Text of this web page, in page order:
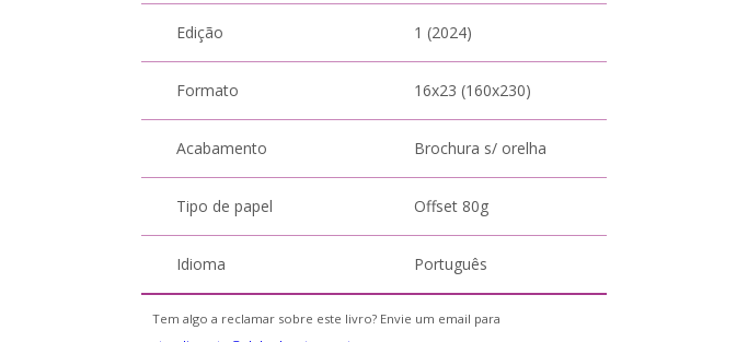
Edição 1 (2024)
Formato 16x23 (160x230)
Acabamento Brochura s/ orelha
Tipo de papel Offset 80g
Idioma Português
Tem algo a reclamar sobre este livro? Envie um email para